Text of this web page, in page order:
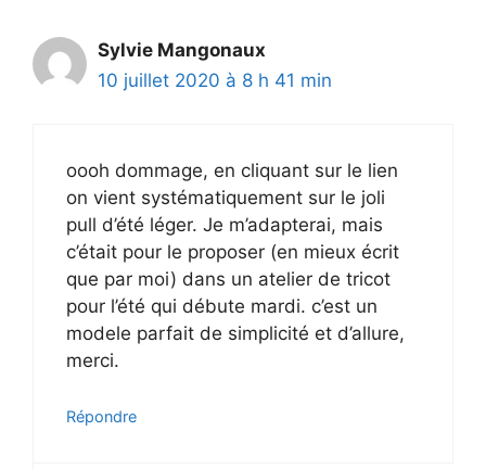
Sylvie Mangonaux
10 juillet 2020 à 8 h 41 min
oooh dommage, en cliquant sur le lien
on vient systématiquement sur le joli
pull d’été léger. Je m’adapterai, mais
c’était pour le proposer (en mieux écrit
que par moi) dans un atelier de tricot
pour l’été qui débute mardi. c’est un
modele parfait de simplicité et d’allure,
merci.
Répondre